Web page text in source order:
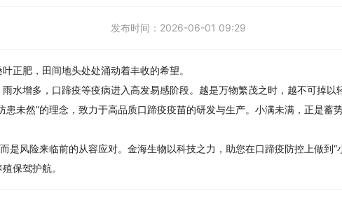
发布时间： 2026-06-01 09:29
正肥，田间地头处处涌动着丰收的希望。
增多，口蹄疫等疫病进入高发易感阶段。越是万物繁茂之时，越不可掉以轻
患未然”的理念，致力于高品质口蹄疫疫苗的研发与生产。小满未满，正是
是风险来临前的从容应对。金海生物以科技之力，助您在口蹄疫防控上做到“
保驾护航。